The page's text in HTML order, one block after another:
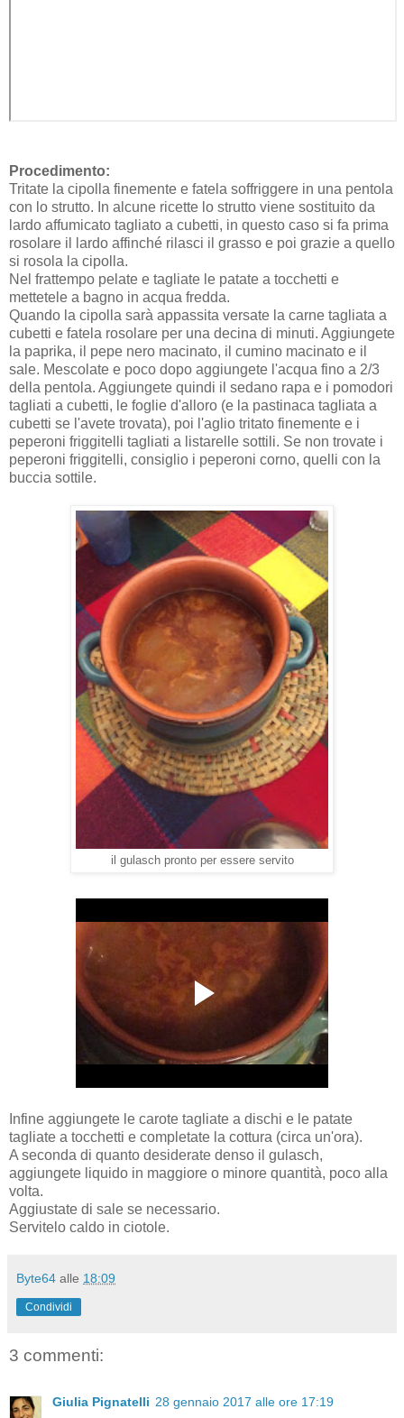
Procedimento:
Tritate la cipolla finemente e fatela soffriggere in una pentola
con lo strutto. In alcune ricette lo strutto viene sostituito da
lardo affumicato tagliato a cubetti, in questo caso si fa prima
rosolare il lardo affinché rilasci il grasso e poi grazie a quello
si rosola la cipolla.
Nel frattempo pelate e tagliate le patate a tocchetti e
mettetele a bagno in acqua fredda.
Quando la cipolla sarà appassita versate la carne tagliata a
cubetti e fatela rosolare per una decina di minuti. Aggiungete
la paprika, il pepe nero macinato, il cumino macinato e il
sale. Mescolate e poco dopo aggiungete l'acqua fino a 2/3
della pentola. Aggiungete quindi il sedano rapa e i pomodori
tagliati a cubetti, le foglie d'alloro (e la pastinaca tagliata a
cubetti se l'avete trovata), poi l'aglio tritato finemente e i
peperoni friggitelli tagliati a listarelle sottili. Se non trovate i
peperoni friggitelli, consiglio i peperoni corno, quelli con la
buccia sottile.
il gulasch pronto per essere servito
Infine aggiungete le carote tagliate a dischi e le patate
tagliate a tocchetti e completate la cottura (circa un'ora).
A seconda di quanto desiderate denso il gulasch,
aggiungete liquido in maggiore o minore quantità, poco alla
volta.
Aggiustate di sale se necessario.
Servitelo caldo in ciotole.
Byte64 alle 18:09
Condividi
3 commenti:
Giulia Pignatelli 28 gennaio 2017 alle ore 17:19